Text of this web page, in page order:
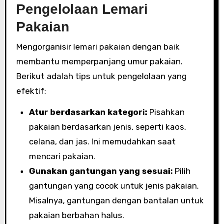
Pengelolaan Lemari
Pakaian
Mengorganisir lemari pakaian dengan baik
membantu memperpanjang umur pakaian.
Berikut adalah tips untuk pengelolaan yang
efektif:
Atur berdasarkan kategori: Pisahkan
pakaian berdasarkan jenis, seperti kaos,
celana, dan jas. Ini memudahkan saat
mencari pakaian.
Gunakan gantungan yang sesuai: Pilih
gantungan yang cocok untuk jenis pakaian.
Misalnya, gantungan dengan bantalan untuk
pakaian berbahan halus.